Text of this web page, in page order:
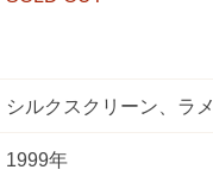
シルクスクリーン、ラメ
1999年